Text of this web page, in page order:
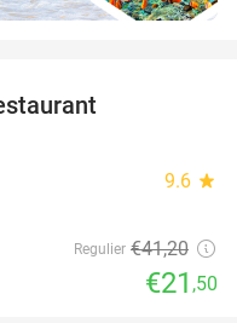
9.6 star
Regulier €41,20
€21 ,50